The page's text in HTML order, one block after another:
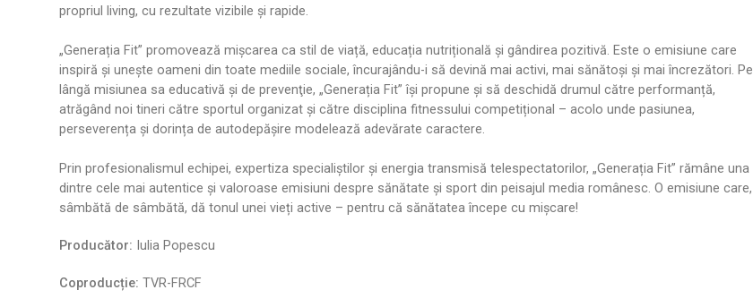
propriul living, cu rezultate vizibile și rapide.
„Generația Fit” promovează mișcarea ca stil de viață, educația nutrițională și gândirea pozitivă. Este o emisiune care
inspiră și unește oameni din toate mediile sociale, încurajându-i să devină mai activi, mai sănătoși și mai încrezători. Pe
lângă misiunea sa educativă și de prevenţie, „Generația Fit” își propune și să deschidă drumul către performanță,
atrăgând noi tineri către sportul organizat și către disciplina fitnessului competițional – acolo unde pasiunea,
perseverența și dorința de autodepășire modelează adevărate caractere.
Prin profesionalismul echipei, expertiza specialiștilor și energia transmisă telespectatorilor, „Generația Fit” rămâne una
dintre cele mai autentice și valoroase emisiuni despre sănătate și sport din peisajul media românesc. O emisiune care,
sâmbătă de sâmbătă, dă tonul unei vieți active – pentru că sănătatea începe cu mișcare!
Producător: Iulia Popescu
Coproducție: TVR-FRCF